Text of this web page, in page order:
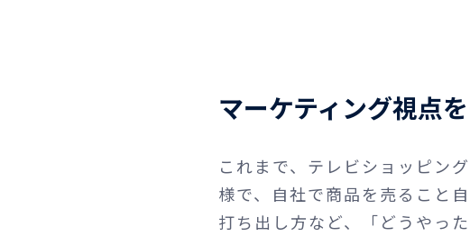
マーケティング視点
これまで、テレビショッピン
様で、自社で商品を売ること
打ち出し方など、「どうやっ